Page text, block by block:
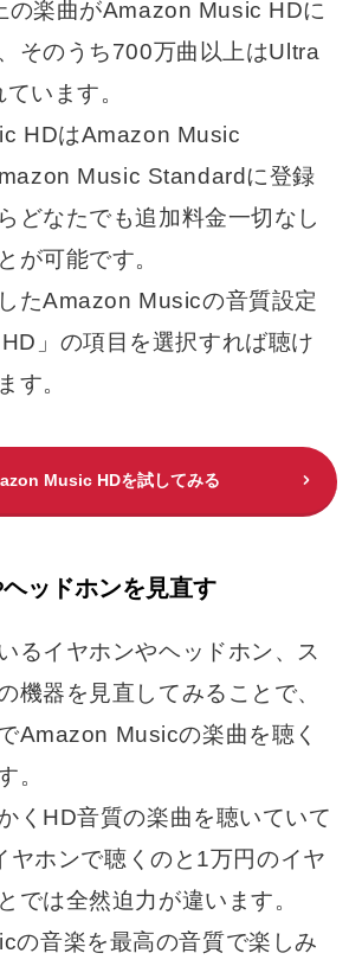
の楽曲がAmazon Music HDに
そのうち700万曲以上はUltra
います。
HDはAmazon Music
Music Standardに登録
どなたでも追加料金一切なし
が可能です。
たAmazon Musicの音質設定
」の項目を選択すれば聴け
す。
Music HDを試してみる
ッドホンを見直す
るイヤホンやヘッドホン、ス
機器を見直してみることで、
Amazon Musicの楽曲を聴く
。
くHD音質の楽曲を聴いていて
ヤホンで聴くのと1万円のイヤ
では全然迫力が違います。
の音楽を最高の音質で楽しみ